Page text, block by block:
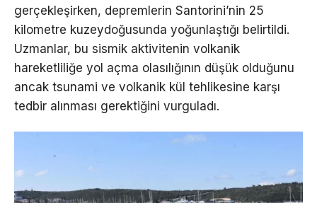
gerçekleşirken, depremlerin Santorini’nin 25
kilometre kuzeydoğusunda yoğunlaştığı belirtildi.
Uzmanlar, bu sismik aktivitenin volkanik
hareketliliğe yol açma olasılığının düşük olduğunu
ancak tsunami ve volkanik kül tehlikesine karşı
tedbir alınması gerektiğini vurguladı.